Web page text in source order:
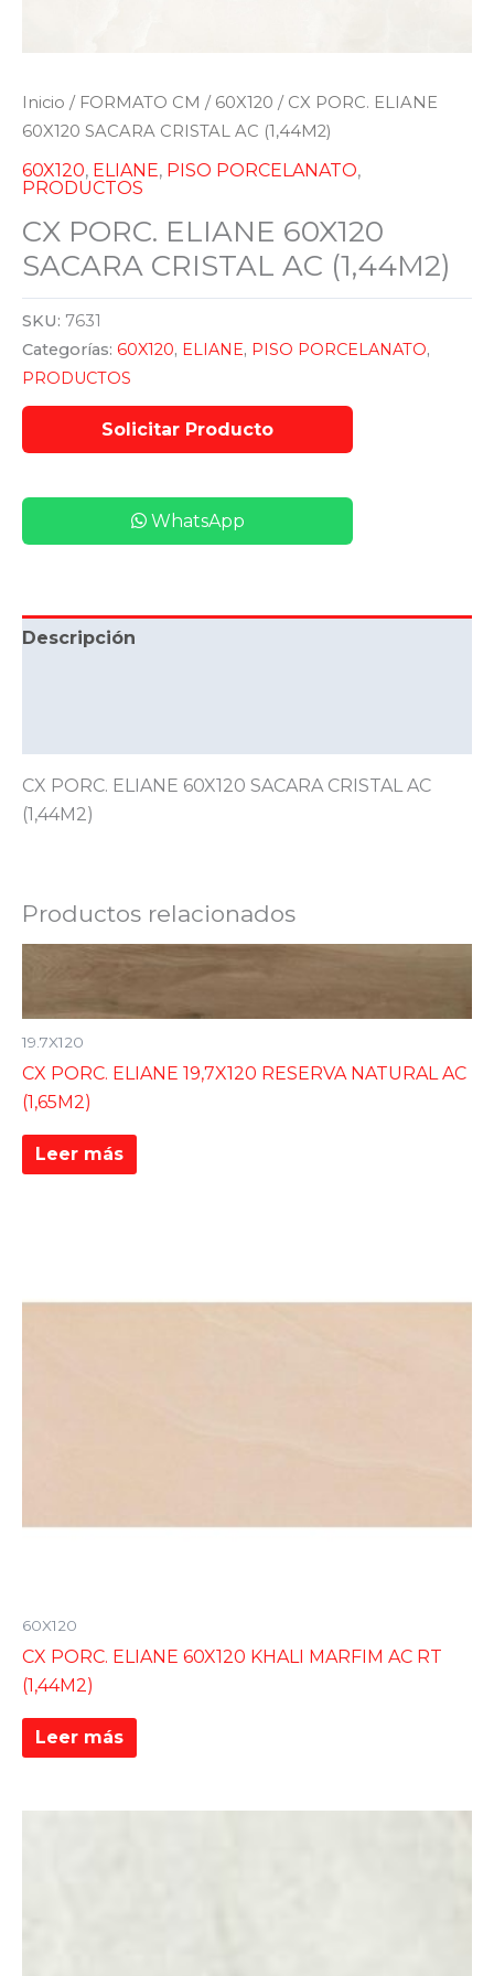
Inicio / FORMATO CM / 60X120 / CX PORC. ELIANE
60X120 SACARA CRISTAL AC (1,44M2)
60X120, ELIANE, PISO PORCELANATO,
PRODUCTOS
CX PORC. ELIANE 60X120
SACARA CRISTAL AC (1,44M2)
SKU: 7631
Categorías: 60X120, ELIANE, PISO PORCELANATO,
PRODUCTOS
WhatsApp
Descripción
CX PORC. ELIANE 60X120 SACARA CRISTAL AC
(1,44M2)
Productos relacionados
19.7X120
CX PORC. ELIANE 19,7X120 RESERVA NATURAL AC
(1,65M2)
Leer más
60X120
CX PORC. ELIANE 60X120 KHALI MARFIM AC RT
(1,44M2)
Leer más